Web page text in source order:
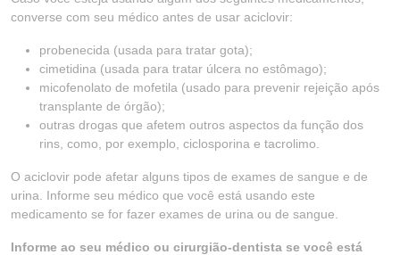
converse com seu médico antes de usar aciclovir:
probenecida (usada para tratar gota);
cimetidina (usada para tratar úlcera no estômago);
micofenolato de mofetila (usado para prevenir rejeição após
transplante de órgão);
outras drogas que afetem outros aspectos da função dos
rins, como, por exemplo, ciclosporina e tacrolimo.
O aciclovir pode afetar alguns tipos de exames de sangue e de
urina. Informe seu médico que você está usando este
medicamento se for fazer exames de urina ou de sangue.
Informe ao seu médico ou cirurgião-dentista se você está